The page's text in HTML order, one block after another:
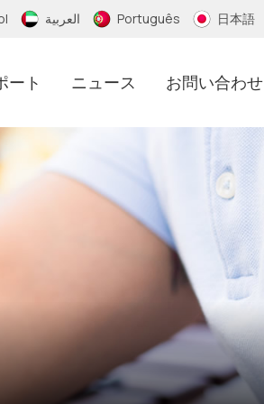
العربية Português 日本語
ート ニュース お問い合わせ